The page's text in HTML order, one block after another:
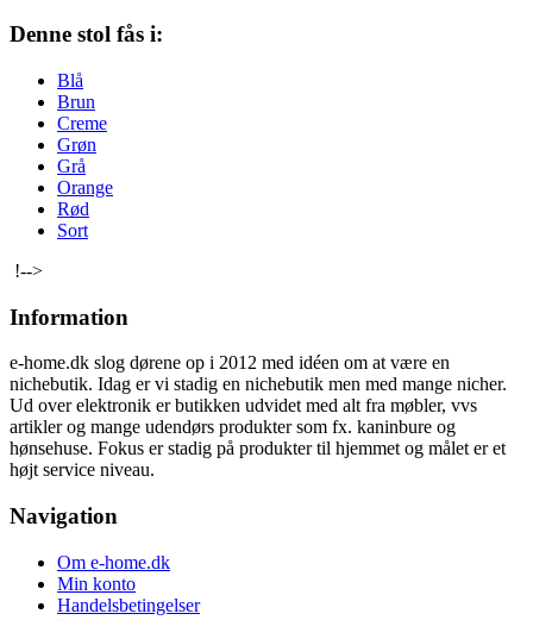
Denne stol fås i:
Blå
Brun
Creme
Grøn
Grå
Orange
Rød
Sort
!-->
Information
e-home.dk slog dørene op i 2012 med idéen om at være en
nichebutik. Idag er vi stadig en nichebutik men med mange nicher.
Ud over elektronik er butikken udvidet med alt fra møbler, vvs
artikler og mange udendørs produkter som fx. kaninbure og
hønsehuse. Fokus er stadig på produkter til hjemmet og målet er et
højt service niveau.
Navigation
Om e-home.dk
Min konto
Handelsbetingelser